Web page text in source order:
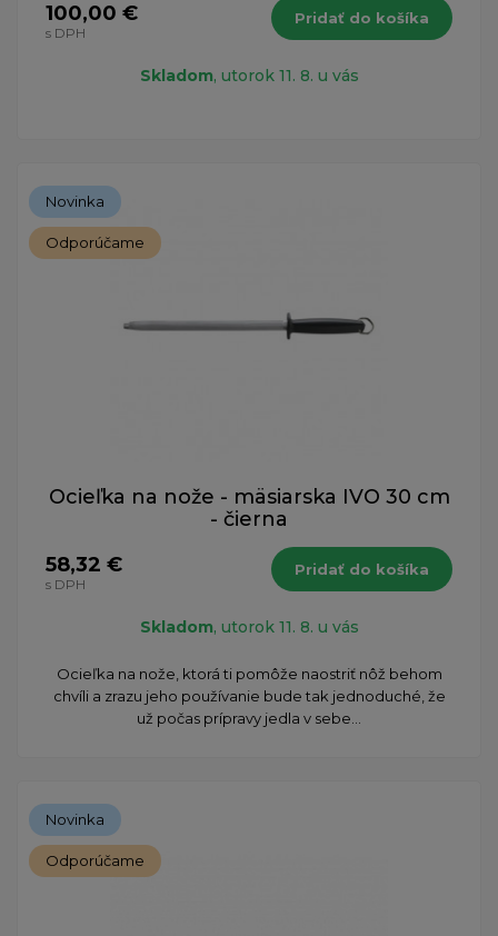
100,00 €
s DPH
Pridať do košíka
Skladom, utorok 11. 8. u vás
Novinka
Odporúčame
Ocieľka na nože - mäsiarska IVO 30 cm
- čierna
58,32 €
s DPH
Pridať do košíka
Skladom, utorok 11. 8. u vás
Ocieľka na nože, ktorá ti pomôže naostriť nôž behom
chvíli a zrazu jeho používanie bude tak jednoduché, že
už počas prípravy jedla v sebe...
Novinka
Odporúčame